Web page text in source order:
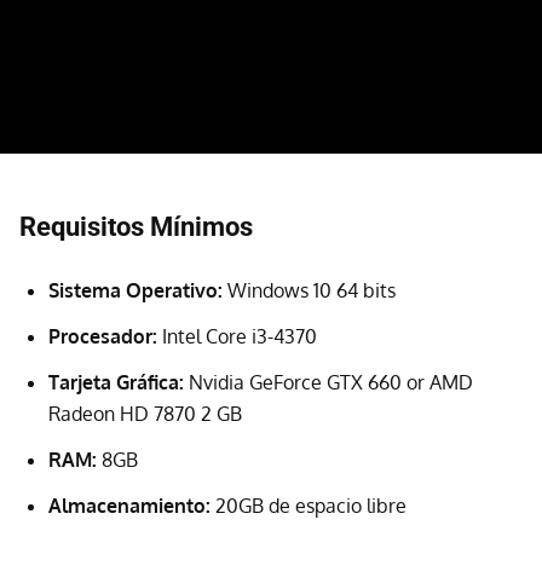
Requisitos Mínimos
Sistema Operativo: Windows 10 64 bits
Procesador: Intel Core i3-4370
Tarjeta Gráfica: Nvidia GeForce GTX 660 or AMD
Radeon HD 7870 2 GB
RAM: 8GB
Almacenamiento: 20GB de espacio libre